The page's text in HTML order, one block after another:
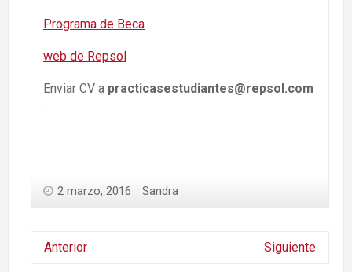
Programa de Beca
web de Repsol
Enviar CV a practicasestudiantes@repsol.com
2 marzo, 2016 Sandra
Anterior Siguiente